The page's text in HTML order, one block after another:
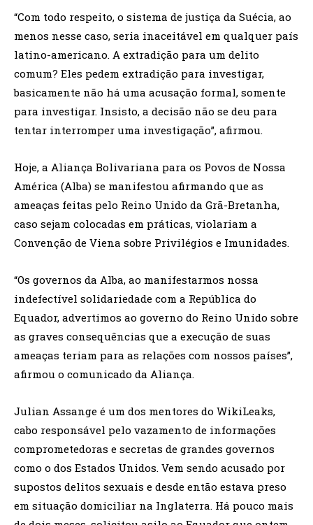
“Com todo respeito, o sistema de justiça da Suécia, ao
menos nesse caso, seria inaceitável em qualquer país
latino-americano. A extradição para um delito
comum? Eles pedem extradição para investigar,
basicamente não há uma acusação formal, somente
para investigar. Insisto, a decisão não se deu para
tentar interromper uma investigação”, afirmou.
Hoje, a Aliança Bolivariana para os Povos de Nossa
América (Alba) se manifestou afirmando que as
ameaças feitas pelo Reino Unido da Grã-Bretanha,
caso sejam colocadas em práticas, violariam a
Convenção de Viena sobre Privilégios e Imunidades.
“Os governos da Alba, ao manifestarmos nossa
indefectível solidariedade com a República do
Equador, advertimos ao governo do Reino Unido sobre
as graves consequências que a execução de suas
ameaças teriam para as relações com nossos países”,
afirmou o comunicado da Aliança.
Julian Assange é um dos mentores do WikiLeaks,
cabo responsável pelo vazamento de informações
comprometedoras e secretas de grandes governos
como o dos Estados Unidos. Vem sendo acusado por
supostos delitos sexuais e desde então estava preso
em situação domiciliar na Inglaterra. Há pouco mais